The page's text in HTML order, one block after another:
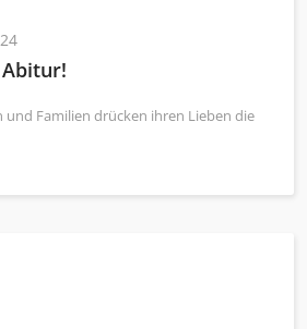
und Familien drücken ihren Lieben die